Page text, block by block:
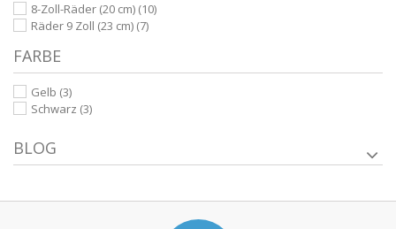
8-Zoll-Räder (20 cm) (10)
Räder 9 Zoll (23 cm) (7)
FARBE
Gelb (3)
Schwarz (3)
BLOG